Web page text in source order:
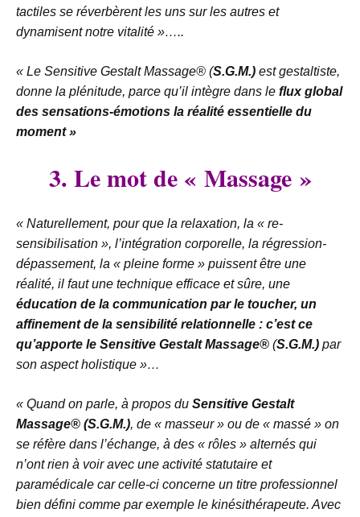
tactiles se réverbèrent les uns sur les autres et
dynamisent notre vitalité »…..
« Le Sensitive Gestalt Massage® (S.G.M.) est gestaltiste,
donne la plénitude, parce qu’il intègre dans le flux global
des sensations-émotions la réalité essentielle du
moment »
3. Le mot de « Massage »
« Naturellement, pour que la relaxation, la « re-
sensibilisation », l’intégration corporelle, la régression-
dépassement, la « pleine forme » puissent être une
réalité, il faut une technique efficace et sûre, une
éducation de la communication par le toucher, un
affinement de la sensibilité relationnelle : c’est ce
qu’apporte le Sensitive Gestalt Massage® (S.G.M.) par
son aspect holistique »…
« Quand on parle, à propos du Sensitive Gestalt
Massage® (S.G.M.), de « masseur » ou de « massé » on
se réfère dans l’échange, à des « rôles » alternés qui
n’ont rien à voir avec une activité statutaire et
paramédicale car celle-ci concerne un titre professionnel
bien défini comme par exemple le kinésithérapeute. Avec